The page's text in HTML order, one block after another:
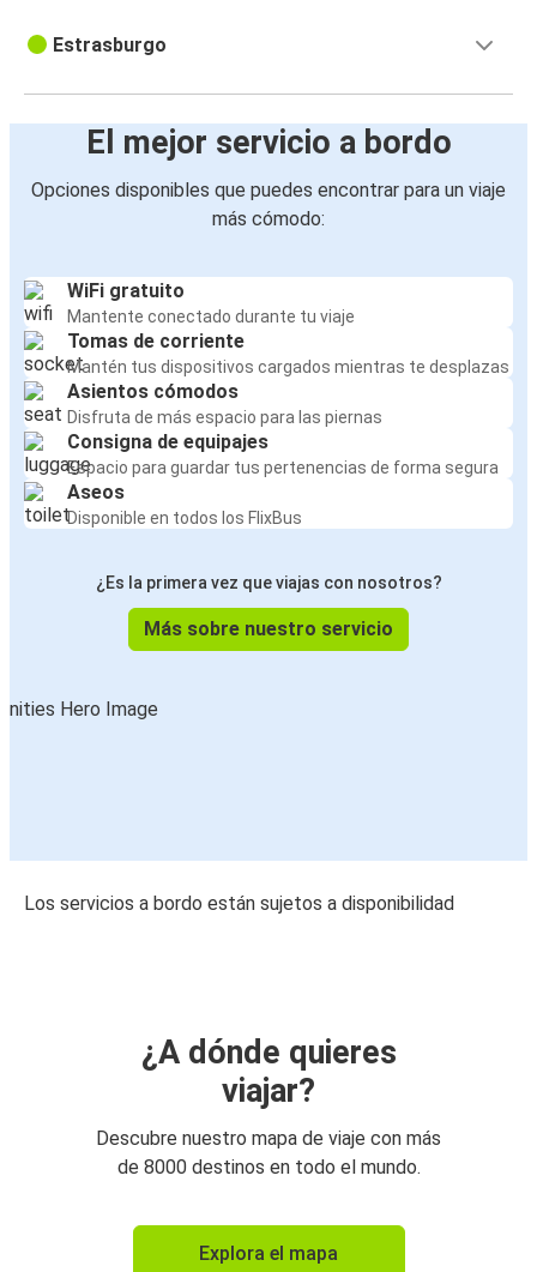
Estrasburgo
El mejor servicio a bordo
Opciones disponibles que puedes encontrar para un viaje
más cómodo:
WiFi gratuito
Mantente conectado durante tu viaje
Tomas de corriente
Mantén tus dispositivos cargados mientras te desplazas
Asientos cómodos
Disfruta de más espacio para las piernas
Consigna de equipajes
Espacio para guardar tus pertenencias de forma segura
Aseos
Disponible en todos los FlixBus
¿Es la primera vez que viajas con nosotros?
Más sobre nuestro servicio
Los servicios a bordo están sujetos a disponibilidad
¿A dónde quieres
viajar?
Descubre nuestro mapa de viaje con más
de 8000 destinos en todo el mundo.
Explora el mapa